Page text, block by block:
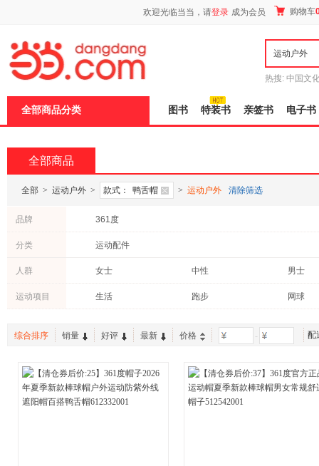
欢迎光临当当，请登录 成为会员 购物车
热搜: 中国文
全部商品分类 图书 特装书 亲签书 电子书
全部商品
全部 > 运动户外 > 款式： 鸭舌帽 > 运动户外 清除筛选
品牌 361度
分类 运动配件
人群 女士 中性 男士
运动项目 生活 跑步
网球
综合排序
销量 好评 最新 价格 - 配
页
加